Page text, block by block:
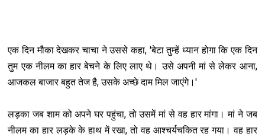
एक दिन मौका देखकर चाचा ने उससे कहा, 'बेटा तुम्हें ध्यान होगा कि एक दिन
तुम एक नीलम का हार बेचने के लिए लाए थे। उसे अपनी मां से लेकर आना,
आजकल बाजार बहुत तेज है, उसके अच्छे दाम मिल जाएंगे।'
लड़का जब शाम को अपने घर पहुंचा, तो उसमें मां से वह हार मांगा। मां ने जब
नीलम का हार लड़के के हाथ में रखा, तो वह आश्चर्यचकित रह गया। वह हार